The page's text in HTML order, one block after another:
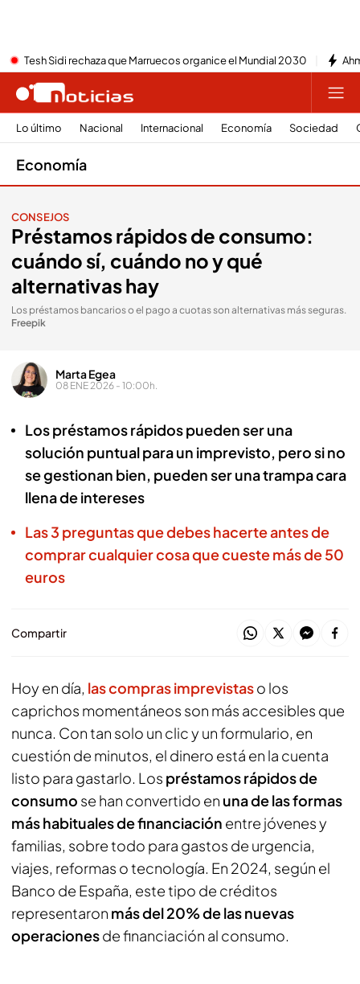
Tesh Sidi rechaza que Marruecos organice el Mundial 2030
Lo último Nacional Internacional Economía Sociedad
Economía
CONSEJOS
Préstamos rápidos de consumo:
cuándo sí, cuándo no y qué
alternativas hay
Los préstamos bancarios o el pago a cuotas son alternativas más seguras.
Freepik
Marta Egea
08 ENE 2026 - 10:00h.
Los préstamos rápidos pueden ser una
solución puntual para un imprevisto, pero si no
se gestionan bien, pueden ser una trampa cara
llena de intereses
Las 3 preguntas que debes hacerte antes de
comprar cualquier cosa que cueste más de 50
euros
Compartir
Hoy en día, las compras imprevistaso los
caprichos momentáneos son más accesibles que
nunca. Con tan solo un clic y un formulario, en
cuestión de minutos, el dinero está en la cuenta
listo para gastarlo. Los préstamos rápidos de
consumo se han convertido en una de las formas
más habituales de financiación entre jóvenes y
familias, sobre todo para gastos de urgencia,
viajes, reformas o tecnología. En 2024, según el
Banco de España, este tipo de créditos
representaron más del 20% de las nuevas
operacionesde financiación al consumo.